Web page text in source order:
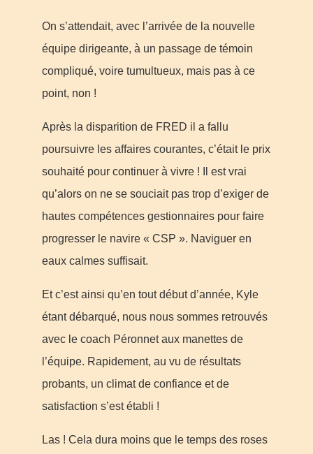
On s’attendait, avec l’arrivée de la nouvelle
équipe dirigeante, à un passage de témoin
compliqué, voire tumultueux, mais pas à ce
point, non !
Après la disparition de FRED il a fallu
poursuivre les affaires courantes, c’était le prix
souhaité pour continuer à vivre ! Il est vrai
qu’alors on ne se souciait pas trop d’exiger de
hautes compétences gestionnaires pour faire
progresser le navire « CSP ». Naviguer en
eaux calmes suffisait.
Et c’est ainsi qu’en tout début d’année, Kyle
étant débarqué, nous nous sommes retrouvés
avec le coach Péronnet aux manettes de
l’équipe. Rapidement, au vu de résultats
probants, un climat de confiance et de
satisfaction s’est établi !
Las ! Cela dura moins que le temps des roses